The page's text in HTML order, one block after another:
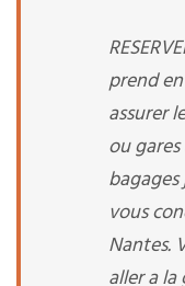
prend
assurer
ou gares
vous
Nantes.
aller a